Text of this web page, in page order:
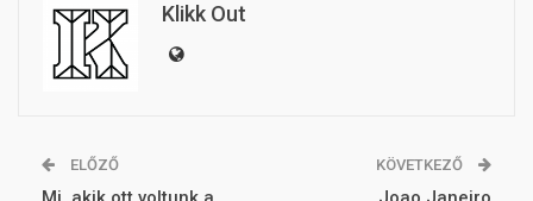
Klikk Out
ELŐZŐ KÖVETKEZŐ